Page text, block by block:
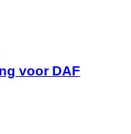
voor DAF